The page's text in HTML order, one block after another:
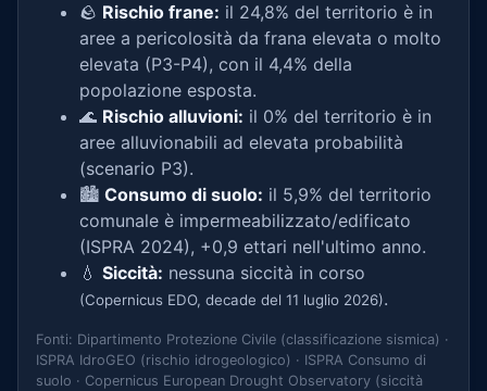
🪨 Rischio frane: il 24,8% del territorio è in
aree a pericolosità da frana elevata o molto
elevata (P3-P4), con il 4,4% della
popolazione esposta.
🌊 Rischio alluvioni: il 0% del territorio è in
aree alluvionabili ad elevata probabilità
(scenario P3).
🏙️ Consumo di suolo: il 5,9% del territorio
comunale è impermeabilizzato/edificato
(ISPRA 2024), +0,9 ettari nell'ultimo anno.
💧 Siccità: nessuna siccità in corso
(Copernicus EDO, decade del 11 luglio 2026).
Fonti: Dipartimento Protezione Civile (classificazione sismica) ·
ISPRA IdroGEO (rischio idrogeologico) · ISPRA Consumo di
suolo · Copernicus European Drought Observatory (siccità